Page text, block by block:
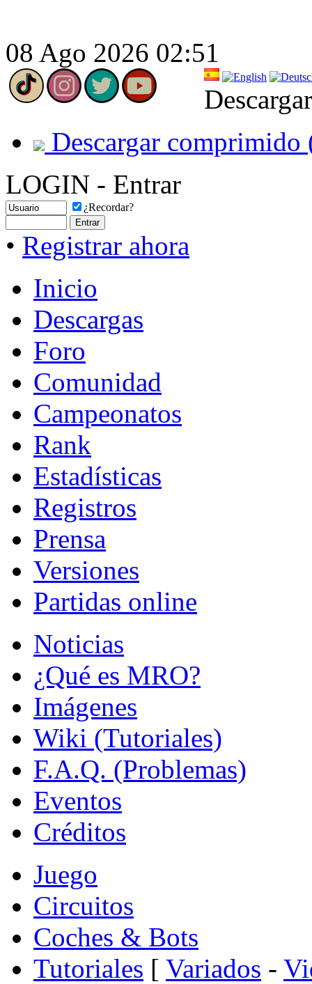
08 Ago 2026 02:51
Descargar comprimido
LOGIN - Entrar
¿Recordar?
• Registrar ahora
Inicio
Descargas
Foro
Comunidad
Campeonatos
Rank
Estadísticas
Registros
Prensa
Versiones
Partidas online
Noticias
¿Qué es MRO?
Imágenes
Wiki (Tutoriales)
F.A.Q. (Problemas)
Eventos
Créditos
Juego
Circuitos
Coches & Bots
Tutoriales [ Variados -